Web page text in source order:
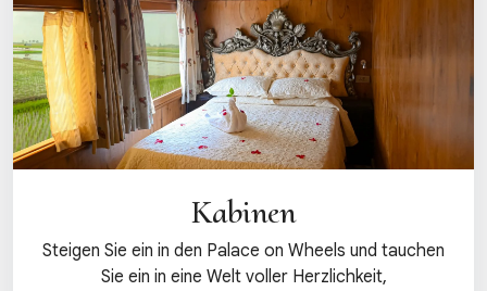
Kabinen
Steigen Sie ein in den Palace on Wheels und tauchen
Sie ein in eine Welt voller Herzlichkeit,